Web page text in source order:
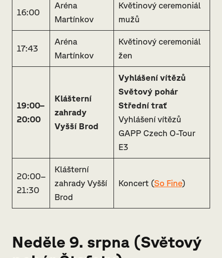
16:00
Aréna
Martínkov
Květinový ceremoniál
mužů
17:43
Aréna
Martínkov
Květinový ceremoniál
žen
19:00–
20:00
Klášterní
zahrady
Vyšší Brod
Vyhlášení vítězů
Světový pohár
Střední trať
Vyhlášení vítězů
GAPP Czech O-Tour
E3
20:00–
21:30
Klášterní
zahrady Vyšší
Brod
Koncert (So Fine)
Neděle 9. srpna (Světový